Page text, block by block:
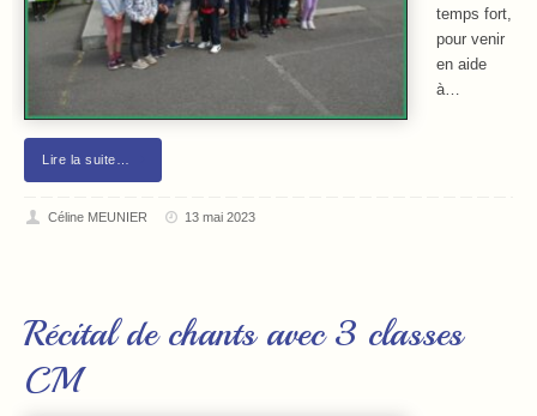
temps fort,
pour venir
en aide
à…
Lire la suite…
Céline MEUNIER 13 mai 2023
Récital de chants avec 3 classes
CM